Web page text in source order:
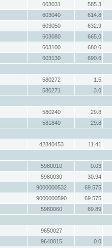
603031
585.3
603040
614.8
603050
632.9
603080
665.0
603100
680.6
603130
690.6
580272
1.5
580271
3.0
580240
29.8
581840
29.8
42840453
11.41
5980010
0.03
5980030
30.94
9000000532
69.575
9000000590
69.575
5980060
69.89
9650027
9640015
0.0